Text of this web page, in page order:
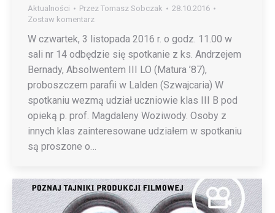
Aktualności Przez Tomasz Sobczak
28.10.2016
Zostaw komentarz
W czwartek, 3 listopada 2016 r. o godz. 11.00 w
sali nr 14 odbędzie się spotkanie z ks. Andrzejem
Bernady, Absolwentem III LO (Matura ’87),
proboszczem parafii w Lalden (Szwajcaria) W
spotkaniu wezmą udział uczniowie klas III B pod
opieką p. prof. Magdaleny Woziwody. Osoby z
innych klas zainteresowane udziałem w spotkaniu
są proszone o…